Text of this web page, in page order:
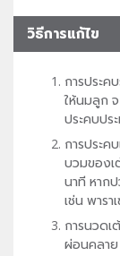
วิธีการแก้ไข
การประ
ให้นมลูก จ
ประคบปร
การประค
บวมของเ
นาที หาก
เช่น พารา
การนวดเ
ผ่อนคลาย